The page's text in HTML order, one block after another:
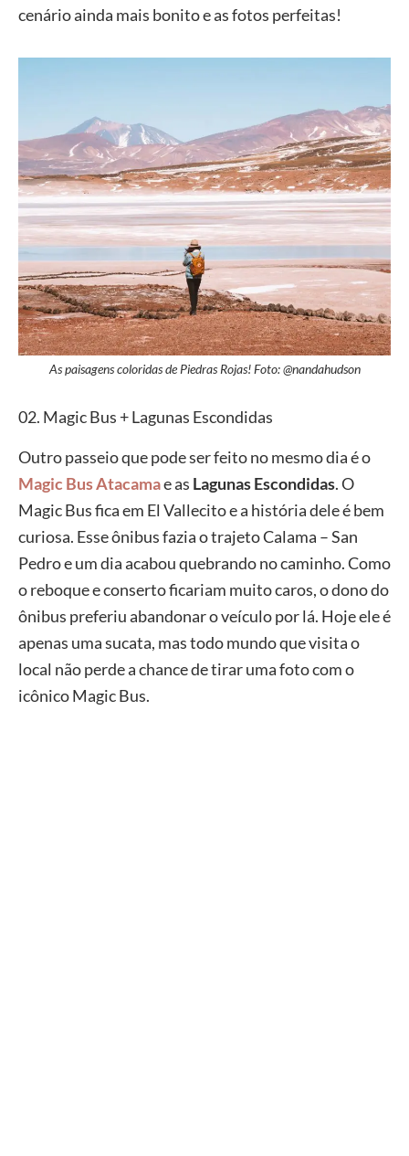
cenário ainda mais bonito e as fotos perfeitas!
As paisagens coloridas de Piedras Rojas! Foto: @nandahudson
02. Magic Bus + Lagunas Escondidas
Outro passeio que pode ser feito no mesmo dia é o
Magic Bus Atacamae as Lagunas Escondidas. O
Magic Bus fica em El Vallecito e a história dele é bem
curiosa. Esse ônibus fazia o trajeto Calama – San
Pedro e um dia acabou quebrando no caminho. Como
o reboque e conserto ficariam muito caros, o dono do
ônibus preferiu abandonar o veículo por lá. Hoje ele é
apenas uma sucata, mas todo mundo que visita o
local não perde a chance de tirar uma foto com o
icônico Magic Bus.